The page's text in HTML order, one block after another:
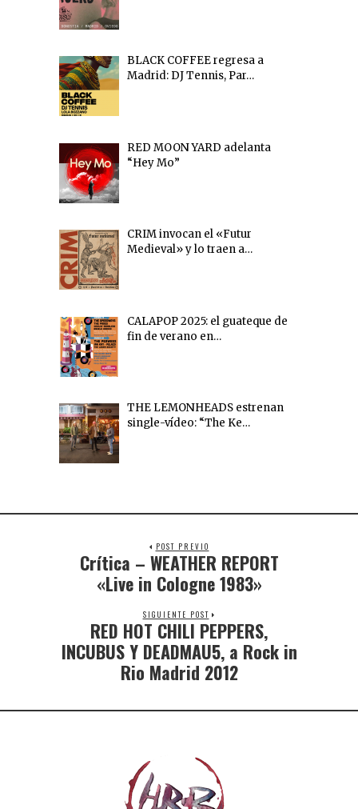
BLACK COFFEE regresa a
Madrid: DJ Tennis, Par…
RED MOON YARD adelanta
“Hey Mo”
CRIM invocan el «Futur
Medieval» y lo traen a…
CALAPOP 2025: el guateque de
fin de verano en…
THE LEMONHEADS estrenan
single-vídeo: “The Ke…
POST PREVIO
Crítica – WEATHER REPORT
«Live in Cologne 1983»
SIGUIENTE POST
RED HOT CHILI PEPPERS,
INCUBUS Y DEADMAU5, a Rock in
Rio Madrid 2012